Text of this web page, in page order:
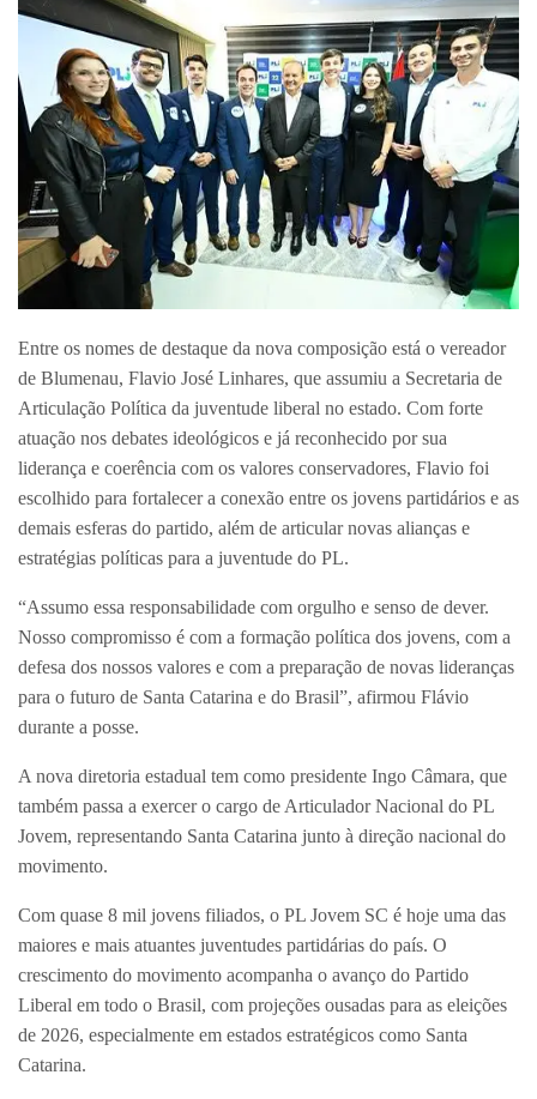
Entre os nomes de destaque da nova composição está o vereador
de Blumenau, Flavio José Linhares, que assumiu a Secretaria de
Articulação Política da juventude liberal no estado. Com forte
atuação nos debates ideológicos e já reconhecido por sua
liderança e coerência com os valores conservadores, Flavio foi
escolhido para fortalecer a conexão entre os jovens partidários e as
demais esferas do partido, além de articular novas alianças e
estratégias políticas para a juventude do PL.
“Assumo essa responsabilidade com orgulho e senso de dever.
Nosso compromisso é com a formação política dos jovens, com a
defesa dos nossos valores e com a preparação de novas lideranças
para o futuro de Santa Catarina e do Brasil”, afirmou Flávio
durante a posse.
A nova diretoria estadual tem como presidente Ingo Câmara, que
também passa a exercer o cargo de Articulador Nacional do PL
Jovem, representando Santa Catarina junto à direção nacional do
movimento.
Com quase 8 mil jovens filiados, o PL Jovem SC é hoje uma das
maiores e mais atuantes juventudes partidárias do país. O
crescimento do movimento acompanha o avanço do Partido
Liberal em todo o Brasil, com projeções ousadas para as eleições
de 2026, especialmente em estados estratégicos como Santa
Catarina.